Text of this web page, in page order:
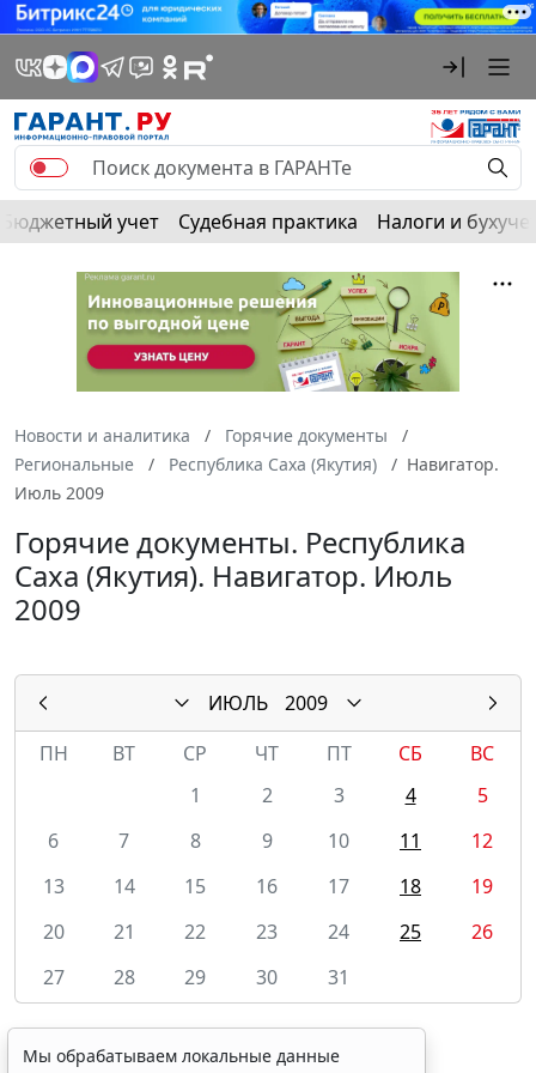
Бюджетный учет Судебная практика Налоги и
Новости и аналитика
Горячие документы
Региональные
Республика Саха (Якутия)
Навигатор.
Июль 2009
Горячие документы. Республика
Саха (Якутия). Навигатор. Июль
2009
ИЮЛЬ
2009
ПН
ВТ СР ЧТ ПТ СБ
ВС
1
2 3 4
5
6
7 8 9 10 11
12
13
14 15 16 17 18
19
20
21 22 23 24 25
26
27
28 29 30 31
Мы обрабатываем локальные данные